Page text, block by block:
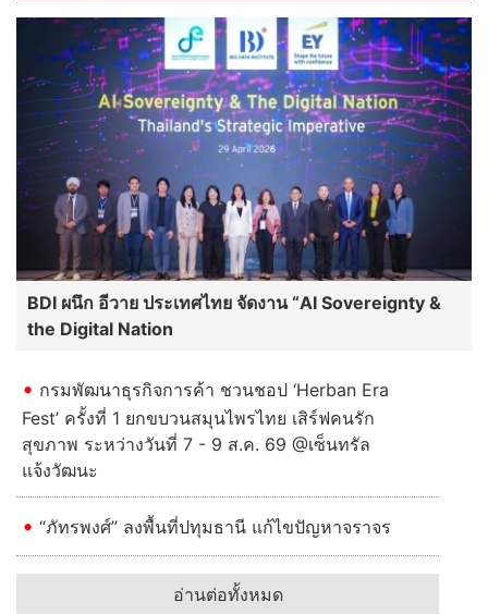
BDI ผนึก อีวาย ประเทศไทย จัดงาน “AI Sovereignty &
the Digital Nation
กรมพัฒนาธุรกิจการค้า ชวนชอป ‘Herban Era
Fest’ ครั้งที่ 1 ยกขบวนสมุนไพรไทย เสิร์ฟคนรัก
สุขภาพ ระหว่างวันที่ 7 - 9 ส.ค. 69 @เซ็นทรัล
แจ้งวัฒนะ
“ภัทรพงศ์” ลงพื้นที่ปทุมธานี แก้ไขปัญหาจราจร
อ่านต่อทั้งหมด